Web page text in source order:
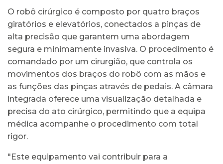
O robô cirúrgico é composto por quatro braços
giratórios e elevatórios, conectados a pinças de
alta precisão que garantem uma abordagem
segura e minimamente invasiva. O procedimento é
comandado por um cirurgião, que controla os
movimentos dos braços do robô com as mãos e
as funções das pinças através de pedais. A câmara
integrada oferece uma visualização detalhada e
precisa do ato cirúrgico, permitindo que a equipa
médica acompanhe o procedimento com total
rigor.
"Este equipamento vai contribuir para a